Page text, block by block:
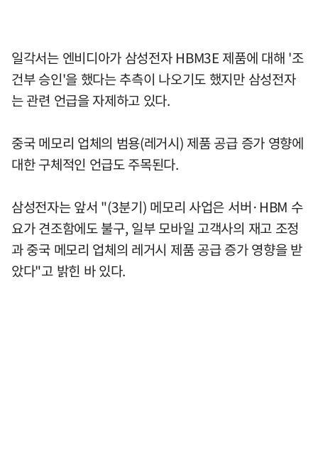
일각서는 엔비디아가 삼성전자 HBM3E 제품에 대해 '조
건부 승인'을 했다는 추측이 나오기도 했지만 삼성전자
는 관련 언급을 자제하고 있다.
중국 메모리 업체의 범용(레거시) 제품 공급 증가 영향에
대한 구체적인 언급도 주목된다.
삼성전자는 앞서 "(3분기) 메모리 사업은 서버·HBM 수
요가 견조함에도 불구, 일부 모바일 고객사의 재고 조정
과 중국 메모리 업체의 레거시 제품 공급 증가 영향을 받
았다"고 밝힌 바 있다.